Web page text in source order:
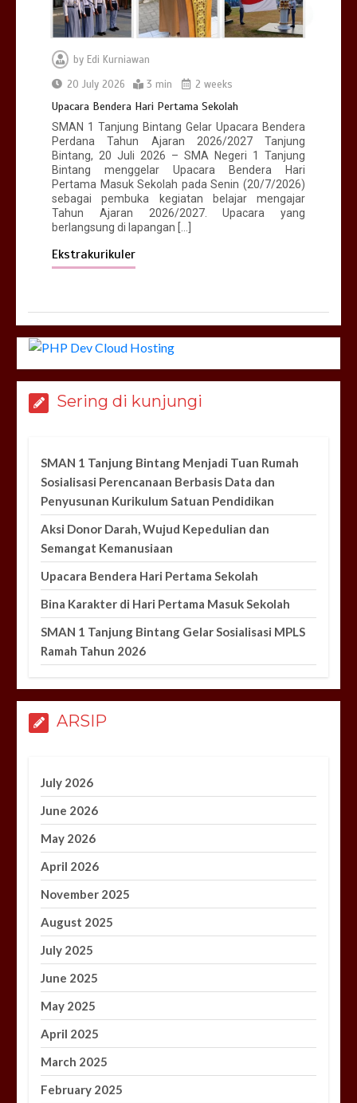
by Edi Kurniawan
20 July 2026
3 min 2 weeks
Upacara Bendera Hari Pertama Sekolah
SMAN 1 Tanjung Bintang Gelar Upacara Bendera
Perdana Tahun Ajaran 2026/2027 Tanjung
Bintang, 20 Juli 2026 – SMA Negeri 1 Tanjung
Bintang menggelar Upacara Bendera Hari
Pertama Masuk Sekolah pada Senin (20/7/2026)
sebagai pembuka kegiatan belajar mengajar
Tahun Ajaran 2026/2027. Upacara yang
berlangsung di lapangan […]
Ekstrakurikuler
Sering di kunjungi
SMAN 1 Tanjung Bintang Menjadi Tuan Rumah
Sosialisasi Perencanaan Berbasis Data dan
Penyusunan Kurikulum Satuan Pendidikan
Aksi Donor Darah, Wujud Kepedulian dan
Semangat Kemanusiaan
Upacara Bendera Hari Pertama Sekolah
Bina Karakter di Hari Pertama Masuk Sekolah
SMAN 1 Tanjung Bintang Gelar Sosialisasi MPLS
Ramah Tahun 2026
ARSIP
July 2026
June 2026
May 2026
April 2026
November 2025
August 2025
July 2025
June 2025
May 2025
April 2025
March 2025
February 2025